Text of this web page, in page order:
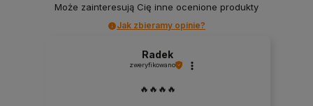
Może zainteresują Cię inne ocenione produkty
Jak zbieramy opinie?
Radek
zweryfikowano
🔥🔥🔥🔥